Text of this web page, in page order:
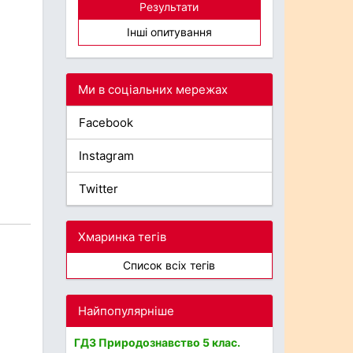
Результати
Інші опитування
Ми в соціальних мережах
Facebook
Instagram
Twitter
Хмаринка тегів
Список всіх тегів
Найпопулярніше
ГДЗ Природознавство 5 клас.